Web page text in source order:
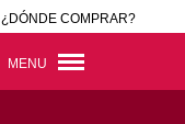
¿DÓNDE COMPRAR?
MENU